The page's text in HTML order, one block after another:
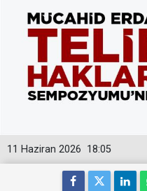
18:05
11 Haziran 2026